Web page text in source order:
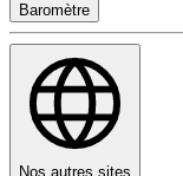
Baromètre
Nos autres sites